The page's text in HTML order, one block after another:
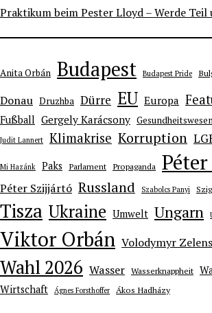
Praktikum beim Pester Lloyd – Werde Teil
Anita Orbán Budapest Budapest Pride
Donau Druzhba Dürre EU Europa
Fußball Gergely Karácsony
Judit Lannert Klimakrise Korruption
Mi Hazánk Paks Parlament Propaganda
Péter Szijjártó Russland Szabolcs Panyi
Tisza Ukraine Umwelt Ungarn
Viktor Orbán Volodymyr
Wahl 2026 Wasser Wasserknappheit
Wirtschaft
Ágnes Forsthoffer Ákos Hadházy